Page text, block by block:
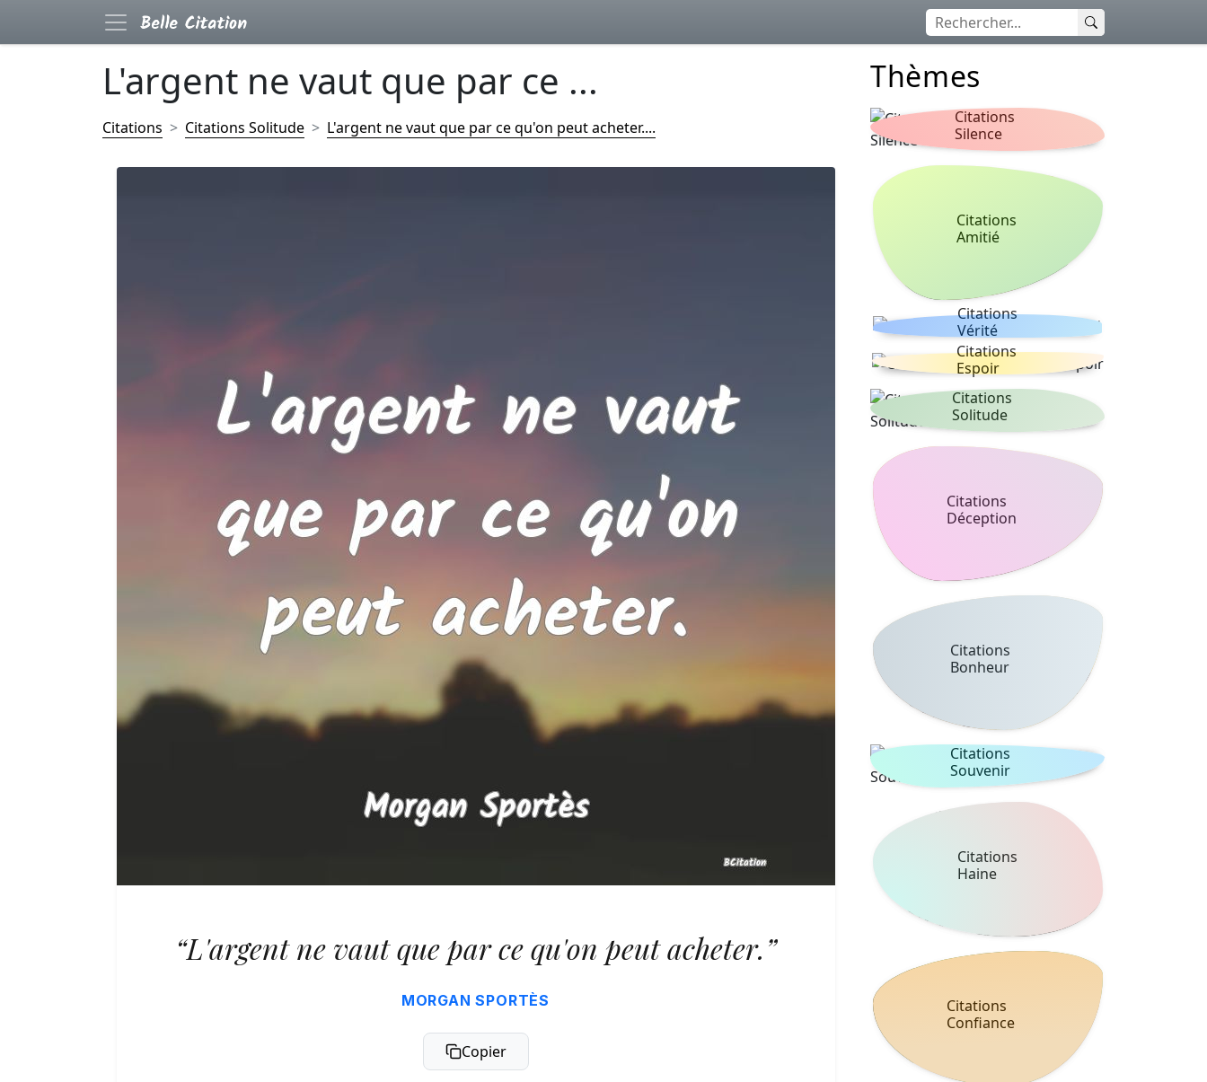
L'argent ne vaut que par ce ...
Citations Citations Solitude L'argent ne vaut que par ce qu'on peut acheter....
“L'argent ne vaut que par ce qu'on peut acheter.”
MORGAN SPORTÈS
Copier
Thèmes
Citations
Silence
Citations
Amitié
Citations
Vérité
Citations
Espoir
Citations
Solitude
Citations
Déception
Citations
Bonheur
Citations
Souvenir
Citations
Haine
Citations
Confiance